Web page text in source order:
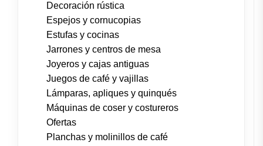
Decoración rústica
Espejos y cornucopias
Estufas y cocinas
Jarrones y centros de mesa
Joyeros y cajas antiguas
Juegos de café y vajillas
Lámparas, apliques y quinqués
Máquinas de coser y costureros
Ofertas
Planchas y molinillos de café